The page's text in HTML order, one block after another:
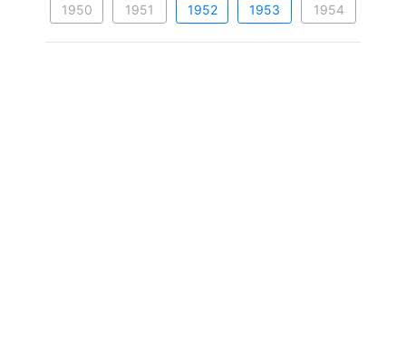
1950 1951 1952 1953 1954